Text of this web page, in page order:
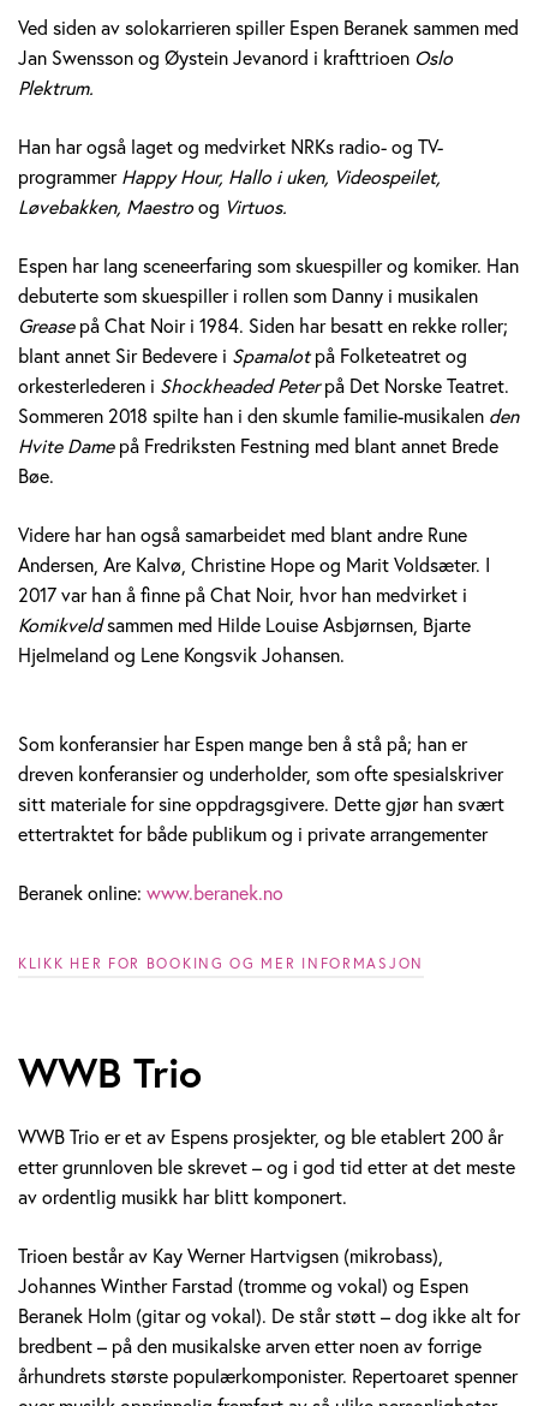
e
k
H
o
l
m
Ved siden av solokarrieren spiller Espen Beranek sammen med
Jan Swensson og Øystein Jevanord i krafttrioen Oslo
Plektrum.
Han har også laget og medvirket NRKs radio- og TV-
programmerHappy Hour, Hallo i uken, Videospeilet,
Løvebakken, Maestroog Virtuos.
Espen har lang sceneerfaring som skuespiller og komiker. Han
debuterte som skuespiller i rollen som Danny i musikalen
Greasepå Chat Noir i 1984. Siden har besatt en rekke roller;
blant annet Sir Bedevere i Spamalotpå Folketeatret og
orkesterlederen i Shockheaded Peterpå Det Norske Teatret.
Sommeren 2018 spilte han i den skumle familie-musikalen den
Hvite Damepå Fredriksten Festning med blant annet Brede
Bøe.
Videre har han også samarbeidet med blant andre Rune
Andersen, Are Kalvø, Christine Hope og Marit Voldsæter. I
2017 var han å finne på Chat Noir, hvor han medvirket i
Komikveldsammen med Hilde Louise Asbjørnsen, Bjarte
Hjelmeland og Lene Kongsvik Johansen.
Som konferansier har Espen mange ben å stå på; han er
dreven konferansier og underholder, som ofte spesialskriver
sitt materiale for sine oppdragsgivere. Dette gjør han svært
ettertraktet for både publikum og i private arrangementer
Beranek online: www.beranek.no
KLIKK HER FOR BOOKING OG MER INFORMASJON
WWB Trio
WWB Trio er et av Espens prosjekter, og ble etablert 200 år
etter grunnloven ble skrevet – og i god tid etter at det meste
av ordentlig musikk har blitt komponert.
Trioen består av Kay Werner Hartvigsen (mikrobass),
Johannes Winther Farstad (tromme og vokal) og Espen
Beranek Holm (gitar og vokal). De står støtt – dog ikke alt for
bredbent – på den musikalske arven etter noen av forrige
århundrets største populærkomponister. Repertoaret spenner